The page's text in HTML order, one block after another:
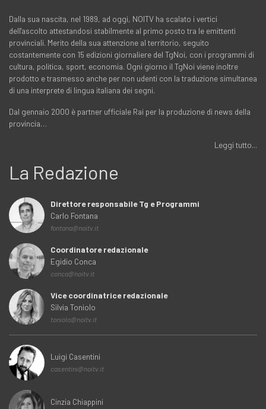
Dalla sua nascita, nel 1989, ad oggi, NOITV ha scalato i vertici
dell'ascolto attestandosi stabilmente al primo posto tra le emittenti
provinciali. Merito della sua attenzione al territorio, seguito
costantemente con 15 edizioni giornaliere del TgNoi, con i programmi di
cultura, politica, sport, economia. Ogni giorno il TgNoi viene inoltre
prodotto e trasmesso anche per non udenti con la traduzione simultanea
di una interprete di lingua italiana dei segni.
Dal gennaio 2000 è partner ufficiale Rai per la produzione di news della
provincia…
Leggi tutto...
La Redazione
Direttore responsabile Tg e Programmi
Carlo Fontana
fontana@noitv.it
Coordinatore redazionale
Egidio Conca
conca@noitv.it
Vice coordinatrice redazionale
Silvia Toniolo
toniolo@noitv.it
Luigi Casentini
casentini@noitv.it
Cinzia Chiappini